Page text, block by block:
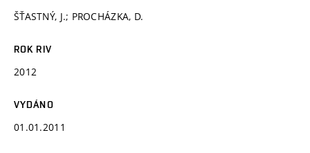
ŠŤASTNÝ, J.; PROCHÁZKA, D.
ROK RIV
2012
VYDÁNO
01.01.2011